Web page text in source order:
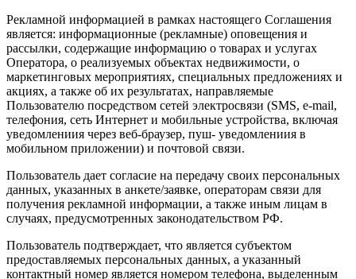
Рекламной информацией в рамках настоящего Соглашения
является: информационные (рекламные) оповещения и
рассылки, содержащие информацию о товарах и услугах
Оператора, о реализуемых объектах недвижимости, о
маркетинговых мероприятиях, специальных предложениях и
акциях, а также об их результатах, направляемые
Пользователю посредством сетей электросвязи (SMS, e-mail,
телефония, сеть Интернет и мобильные устройства, включая
уведомлениия через веб-браузер, пуш- уведомлениия в
мобильном приложении) и почтовой связи.
Пользователь дает согласие на передачу своих персональных
данных, указанных в анкете/заявке, операторам связи для
получения рекламной информации, а также иным лицам в
случаях, предусмотренных законодательством РФ.
Пользователь подтверждает, что является субъектом
предоставляемых персональных данных, а указанный
контактный номер является номером телефона, выделенным